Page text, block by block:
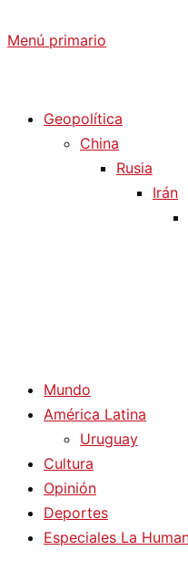
Menú primario
Geopolítica
China
Rusia
Irán
Mundo
América Latina
Uruguay
Cultura
Opinión
Deportes
Especiales La